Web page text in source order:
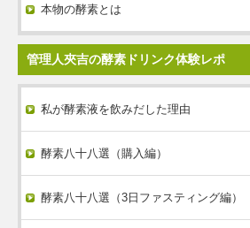
本物の酵素とは
管理人夾吉の酵素ドリンク体験レポ
私が酵素液を飲みだした理由
酵素八十八選（購入編）
酵素八十八選（3日ファスティング編）